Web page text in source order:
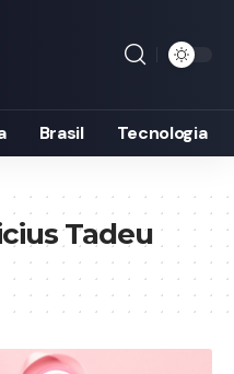
Brasil Tecnologia
Tadeu